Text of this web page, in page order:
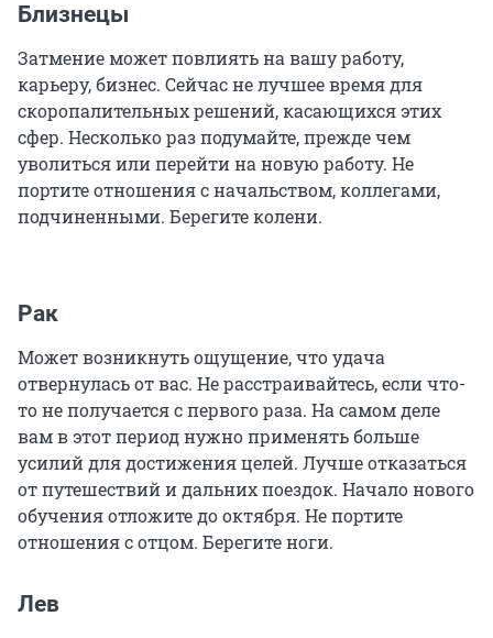
Близнецы
Затмение может повлиять на вашу работу,
карьеру, бизнес. Сейчас не лучшее время для
скоропалительных решений, касающихся этих
сфер. Несколько раз подумайте, прежде чем
уволиться или перейти на новую работу. Не
портите отношения с начальством, коллегами,
подчиненными. Берегите колени.
Рак
Может возникнуть ощущение, что удача
отвернулась от вас. Не расстраивайтесь, если что-
то не получается с первого раза. На самом деле
вам в этот период нужно применять больше
усилий для достижения целей. Лучше отказаться
от путешествий и дальних поездок. Начало нового
обучения отложите до октября. Не портите
отношения с отцом. Берегите ноги.
Лев